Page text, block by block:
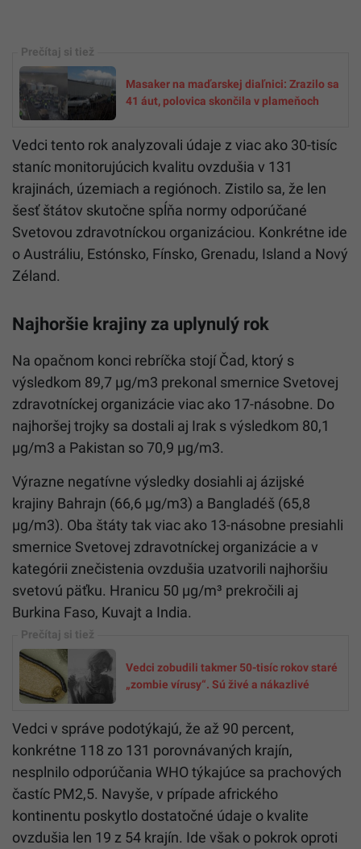
Masaker na maďarskej diaľnici: Zrazilo sa
41 áut, polovica skončila v plameňoch
Vedci tento rok analyzovali údaje z viac ako 30-tisíc
staníc monitorujúcich kvalitu ovzdušia v 131
krajinách, územiach a regiónoch. Zistilo sa, že len
šesť štátov skutočne spĺňa normy odporúčané
Svetovou zdravotníckou organizáciou. Konkrétne ide
o Austráliu, Estónsko, Fínsko, Grenadu, Island a Nový
Zéland.
Najhoršie krajiny za uplynulý rok
Na opačnom konci rebríčka stojí Čad, ktorý s
výsledkom 89,7 µg/m3 prekonal smernice Svetovej
zdravotníckej organizácie viac ako 17-násobne. Do
najhoršej trojky sa dostali aj Irak s výsledkom 80,1
µg/m3 a Pakistan so 70,9 µg/m3.
Výrazne negatívne výsledky dosiahli aj ázijské
krajiny Bahrajn (66,6 µg/m3) a Bangladéš (65,8
µg/m3). Oba štáty tak viac ako 13-násobne presiahli
smernice Svetovej zdravotníckej organizácie a v
kategórii znečistenia ovzdušia uzatvorili najhoršiu
svetovú päťku. Hranicu 50 µg/m³ prekročili aj
Burkina Faso, Kuvajt a India.
Vedci zobudili takmer 50-tisíc rokov staré
„zombie vírusy“. Sú živé a nákazlivé
Vedci v správe podotýkajú, že až 90 percent,
konkrétne 118 zo 131 porovnávaných krajín,
nesplnilo odporúčania WHO týkajúce sa prachových
častíc PM2,5. Navyše, v prípade afrického
kontinentu poskytlo dostatočné údaje o kvalite
ovzdušia len 19 z 54 krajín. Ide však o pokrok oproti